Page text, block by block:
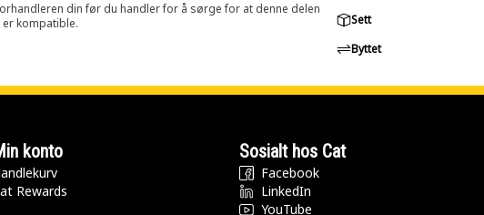
din før du handler for å sørge for at denne delen
kompatible.
Sett
Byttet
konto
Rewards
Sosialt hos Cat
Facebook
LinkedIn
YouTube